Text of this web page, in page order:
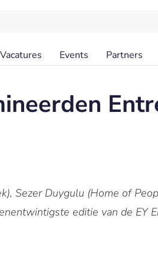
Vacatures Events Partners
Sezer Duygulu (Home of
editie van de EY